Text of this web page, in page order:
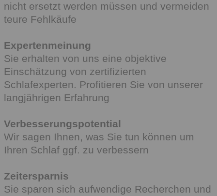
nicht ersetzt werden müssen und vermeiden
teure Fehlkäufe
Expertenmeinung
Sie erhalten von uns eine objektive
Einschätzung von zertifizierten
Schlafexperten. Profitieren Sie von unserer
langjährigen Erfahrung
Verbesserungspotential
Wir sagen Ihnen, was Sie tun können um
Ihren Schlaf ggf. zu verbessern
Zeitersparnis
Sie sparen sich aufwendige Recherchen und